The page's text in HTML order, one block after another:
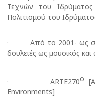
Τεχνών του
Πολιτισμού του
· Από το 2001- ως
δουλειές ως μουσικός
· ARTE270o
Environments]